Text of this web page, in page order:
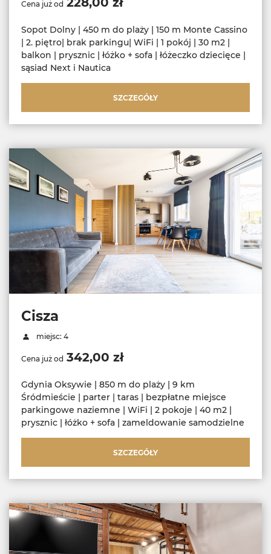
Cena już od
Sopot Dolny | 450 m do plaży | 150 m Monte Cassino
| 2. piętro| brak parkingu| WiFi | 1 pokój | 30 m2 |
balkon | prysznic | łóżko + sofa | łóżeczko dziecięce |
sąsiad Next i Nautica
SZCZEGÓŁY
Cisza
miejsc: 4
Cena już od 342,00 zł
Gdynia Oksywie | 850 m do plaży | 9 km
Śródmieście | parter | taras | bezpłatne miejsce
parkingowe naziemne | WiFi | 2 pokoje | 40 m2 |
prysznic | łóżko + sofa | zameldowanie samodzielne
SZCZEGÓŁY